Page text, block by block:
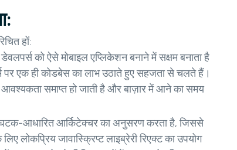
हों:
को ऐसे मोबाइल एप्लिकेशन बनाने में सक्षम बनाता है
पर एक ही कोडबेस का लाभ उठाते हुए सहजता से चलते हैं।
समाप्त हो जाती है और बाज़ार में आने का समय
घटक-आधारित आर्किटेक्चर का अनुसरण करता है, जिससे
लोकप्रिय जावास्क्रिप्ट लाइब्रेरी रिएक्ट का उपयोग